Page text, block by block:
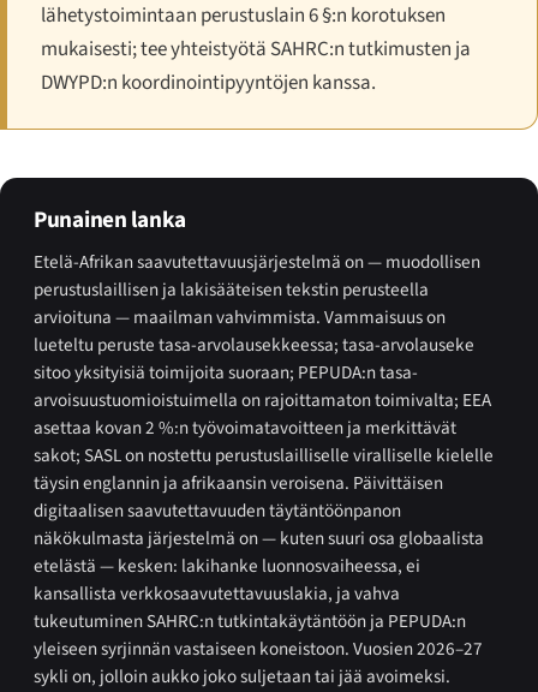
lähetystoimintaan perustuslain 6 §:n korotuksen
mukaisesti; tee yhteistyötä SAHRC:n tutkimusten ja
DWYPD:n koordinointipyyntöjen kanssa.
Punainen lanka
Etelä-Afrikan saavutettavuusjärjestelmä on — muodollisen
perustuslaillisen ja lakisääteisen tekstin perusteella
arvioituna — maailman vahvimmista. Vammaisuus on
lueteltu peruste tasa-arvolausekkeessa; tasa-arvolauseke
sitoo yksityisiä toimijoita suoraan; PEPUDA:n tasa-
arvoisuustuomioistuimella on rajoittamaton toimivalta; EEA
asettaa kovan 2 %:n työvoimatavoitteen ja merkittävät
sakot; SASL on nostettu perustuslailliselle viralliselle kielelle
täysin englannin ja afrikaansin veroisena. Päivittäisen
digitaalisen saavutettavuuden täytäntöönpanon
näkökulmasta järjestelmä on — kuten suuri osa globaalista
etelästä — kesken: lakihanke luonnosvaiheessa, ei
kansallista verkkosaavutettavuuslakia, ja vahva
tukeutuminen SAHRC:n tutkintakäytäntöön ja PEPUDA:n
yleiseen syrjinnän vastaiseen koneistoon. Vuosien 2026–27
sykli on, jolloin aukko joko suljetaan tai jää avoimeksi.